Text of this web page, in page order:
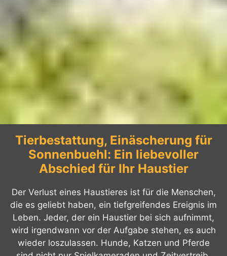
Tierbestattung, Einäscherung für
Sonnenbuehl: Ein liebevoller
Abschied für Ihr Haustier
Der Verlust eines Haustieres ist für die Menschen,
die es geliebt haben, ein tiefgreifendes Ereignis im
Leben. Jeder, der ein Haustier bei sich aufnimmt,
wird irgendwann vor der Aufgabe stehen, es auch
wieder loszulassen. Hunde, Katzen und Pferde